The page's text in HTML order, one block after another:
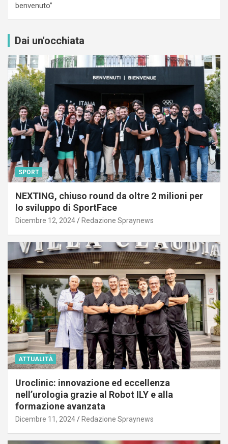
benvenuto”
Dai un'occhiata
SPORT
NEXTING, chiuso round da oltre 2 milioni per
lo sviluppo di SportFace
Dicembre 12, 2024 Redazione Spraynews
ATTUALITÀ
Uroclinic: innovazione ed eccellenza
nell’urologia grazie al Robot ILY e alla
formazione avanzata
Dicembre 11, 2024 Redazione Spraynews